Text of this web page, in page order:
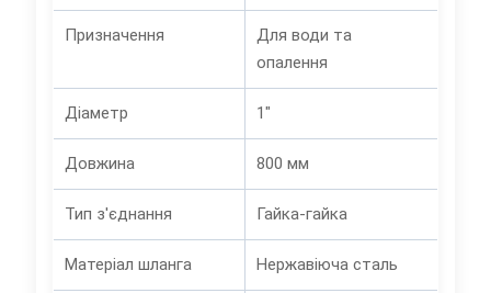
Призначення
Для води та
опалення
Діаметр 1"
Довжина 800 мм
Тип з'єднання Гайка-гайка
Матеріал шланга Нержавіюча сталь